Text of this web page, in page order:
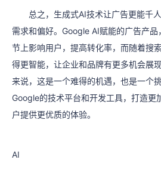
总之，生成式AI技术让广告更能千
需求和偏好。Google AI赋能的广告产
节上影响用户，提高转化率，而随着搜
得更智能，让企业和品牌有更多机会展
来说，这是一个难得的机遇，也是一个
Google的技术平台和开发工具，打造更
户提供更优质的体验。
AI